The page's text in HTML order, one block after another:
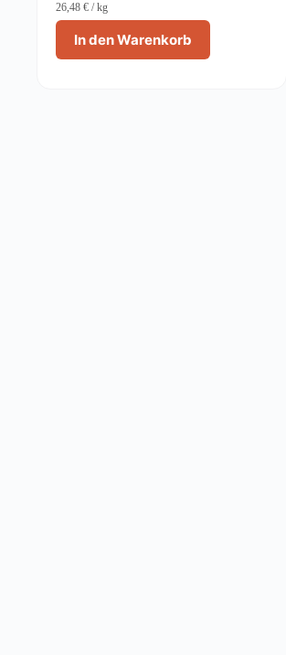
In den Warenkorb
26,48 € /kg